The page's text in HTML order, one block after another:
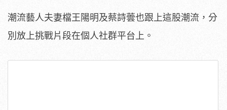
潮流藝人夫妻檔王陽明及蔡詩蕓也跟上這股潮流，分
別放上挑戰片段在個人社群平台上。